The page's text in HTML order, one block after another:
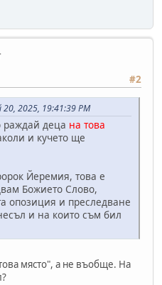
#2
2025, 19:41:39 PM
деца на това
и кучето ще
Йеремия, това е
Божието Слово,
опозиция и преследване
и на които съм бил
място", а не въобще. На